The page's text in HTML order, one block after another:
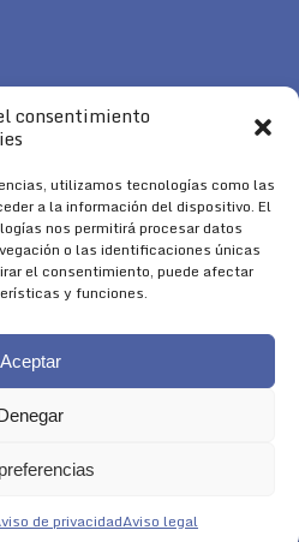
consentimiento
utilizamos tecnologías como las
a la información del dispositivo. El
nos permitirá procesar datos
o las identificaciones únicas
el consentimiento, puede afectar
y funciones.
Aceptar
de privacidadAviso legal
Legal|Política de Cookies